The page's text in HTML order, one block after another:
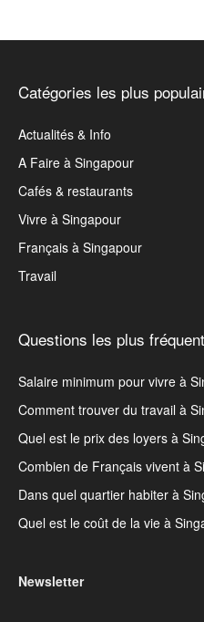
Catégories les plus
Actualités & Info
A Faire à Singapour
Cafés & restaurants
Vivre à Singapour
Français à Singapour
Travail
Questions les plus
Salaire minimum pour vivre à
Comment trouver du travail à
Quel est le prix des loyers à
Combien de Français vivent à
Dans quel quartier habiter à
Quel est le coût de la vie à
Newsletter